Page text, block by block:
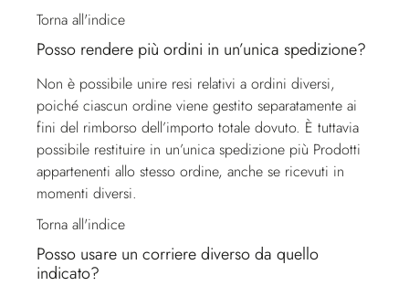
Torna all'indice
Posso rendere più ordini in un’unica spedizione?
Non è possibile unire resi relativi a ordini diversi,
poiché ciascun ordine viene gestito separatamente ai
fini del rimborso dell’importo totale dovuto. È tuttavia
possibile restituire in un’unica spedizione più Prodotti
appartenenti allo stesso ordine, anche se ricevuti in
momenti diversi.
Torna all'indice
Posso usare un corriere diverso da quello
indicato?